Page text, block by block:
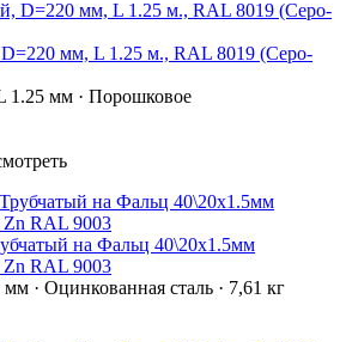
мм, L 1.25 м., RAL 8019 (Серо-
1.25 мм · Порошковое
на Фальц 40\20х1.5мм
RAL 9003
· Оцинкованная сталь · 7,61 кг